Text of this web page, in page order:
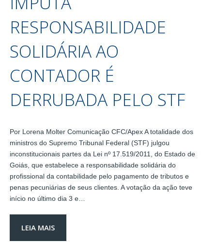
RESPONSABILIDADE
SOLIDÁRIA AO
CONTADOR É
DERRUBADA PELO STF
Por Lorena Molter Comunicação CFC/Apex A totalidade dos
ministros do Supremo Tribunal Federal (STF) julgou
inconstitucionais partes da Lei nº 17.519/2011, do Estado de
Goiás, que estabelece a responsabilidade solidária do
profissional da contabilidade pelo pagamento de tributos e
penas pecuniárias de seus clientes. A votação da ação teve
início no último dia 3 e…
LEIA MAIS